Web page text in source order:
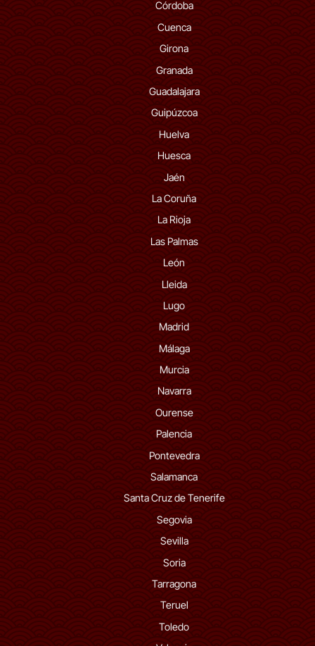
Córdoba
Cuenca
Girona
Granada
Guadalajara
Guipúzcoa
Huelva
Huesca
Jaén
La Coruña
La Rioja
Las Palmas
León
Lleida
Lugo
Madrid
Málaga
Murcia
Navarra
Ourense
Palencia
Pontevedra
Salamanca
Santa Cruz de Tenerife
Segovia
Sevilla
Soria
Tarragona
Teruel
Toledo